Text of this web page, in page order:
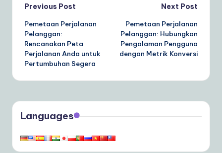
Post
navigation
Previous Post
Pemetaan Perjalanan
Pelanggan:
Rencanakan Peta
Perjalanan Anda untuk
Pertumbuhan Segera
Next Post
Pemetaan Perjalanan
Pelanggan: Hubungkan
Pengalaman Pengguna
dengan Metrik Konversi
Languages